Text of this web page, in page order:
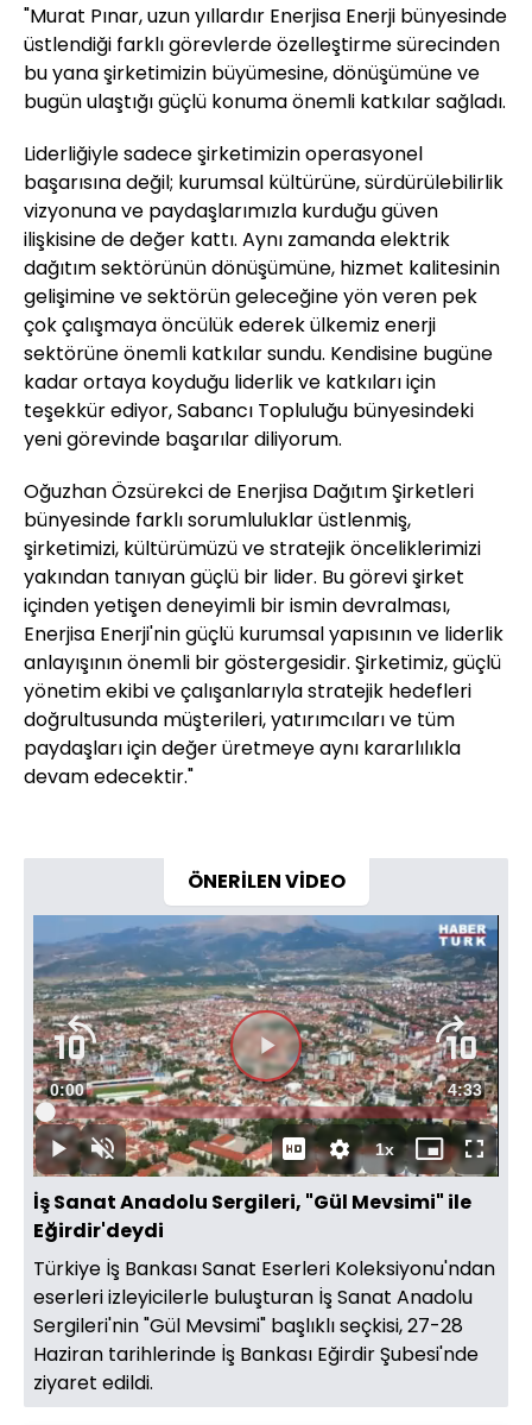
"Murat Pınar, uzun yıllardır Enerjisa Enerji bünyesinde
üstlendiği farklı görevlerde özelleştirme sürecinden
bu yana şirketimizin büyümesine, dönüşümüne ve
bugün ulaştığı güçlü konuma önemli katkılar sağladı.
Liderliğiyle sadece şirketimizin operasyonel
başarısına değil; kurumsal kültürüne, sürdürülebilirlik
vizyonuna ve paydaşlarımızla kurduğu güven
ilişkisine de değer kattı. Aynı zamanda elektrik
dağıtım sektörünün dönüşümüne, hizmet kalitesinin
gelişimine ve sektörün geleceğine yön veren pek
çok çalışmaya öncülük ederek ülkemiz enerji
sektörüne önemli katkılar sundu. Kendisine bugüne
kadar ortaya koyduğu liderlik ve katkıları için
teşekkür ediyor, Sabancı Topluluğu bünyesindeki
yeni görevinde başarılar diliyorum.
Oğuzhan Özsürekci de Enerjisa Dağıtım Şirketleri
bünyesinde farklı sorumluluklar üstlenmiş,
şirketimizi, kültürümüzü ve stratejik önceliklerimizi
yakından tanıyan güçlü bir lider. Bu görevi şirket
içinden yetişen deneyimli bir ismin devralması,
Enerjisa Enerji'nin güçlü kurumsal yapısının ve liderlik
anlayışının önemli bir göstergesidir. Şirketimiz, güçlü
yönetim ekibi ve çalışanlarıyla stratejik hedefleri
doğrultusunda müşterileri, yatırımcıları ve tüm
paydaşları için değer üretmeye aynı kararlılıkla
devam edecektir."
ÖNERİLEN VİDEO
Videoyu
Oynat
OynatSesi
Aç
Süre
0:00 Toplam
Süre
4:33
Yüklendi:
1.48%
1xOynatma
Hızı
Mini
oynatıcı
Tam
Ekran
İş Sanat Anadolu Sergileri, "Gül Mevsimi" ile
Eğirdir'deydi
Türkiye İş Bankası Sanat Eserleri Koleksiyonu'ndan
eserleri izleyicilerle buluşturan İş Sanat Anadolu
Sergileri'nin "Gül Mevsimi" başlıklı seçkisi, 27-28
Haziran tarihlerinde İş Bankası Eğirdir Şubesi'nde
ziyaret edildi.